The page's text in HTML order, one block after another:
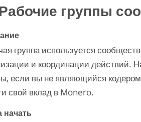
Рабочие группы
группа используется
и координации действий.
если вы не являющийся
свой вклад в Monero.
начать